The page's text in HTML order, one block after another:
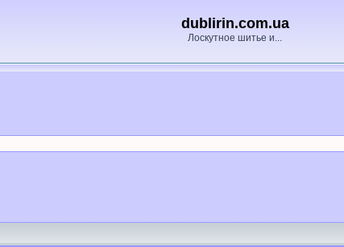
dublirin.com.ua
Лоскутное шитье и...